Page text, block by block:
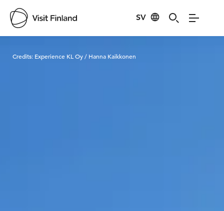
SV
Credits: Experience KL Oy / Hanna Kaikkonen